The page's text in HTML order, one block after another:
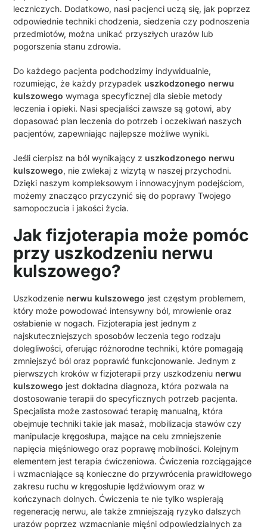
leczniczych. Dodatkowo, nasi pacjenci uczą się, jak poprzez
odpowiednie techniki chodzenia, siedzenia czy podnoszenia
przedmiotów, można unikać przyszłych urazów lub
pogorszenia stanu zdrowia.
Do każdego pacjenta podchodzimy indywidualnie,
rozumiejąc, że każdy przypadek uszkodzonego nerwu
kulszowego wymaga specyficznej dla siebie metody
leczenia i opieki. Nasi specjaliści zawsze są gotowi, aby
dopasować plan leczenia do potrzeb i oczekiwań naszych
pacjentów, zapewniając najlepsze możliwe wyniki.
Jeśli cierpisz na ból wynikający z uszkodzonego nerwu
kulszowego, nie zwlekaj z wizytą w naszej przychodni.
Dzięki naszym kompleksowym i innowacyjnym podejściom,
możemy znacząco przyczynić się do poprawy Twojego
samopoczucia i jakości życia.
Jak fizjoterapia może pomóc
przy uszkodzeniu nerwu
kulszowego?
Uszkodzenie nerwu kulszowego jest częstym problemem,
który może powodować intensywny ból, mrowienie oraz
osłabienie w nogach. Fizjoterapia jest jednym z
najskuteczniejszych sposobów leczenia tego rodzaju
dolegliwości, oferując różnorodne techniki, które pomagają
zmniejszyć ból oraz poprawić funkcjonowanie. Jednym z
pierwszych kroków w fizjoterapii przy uszkodzeniu nerwu
kulszowego jest dokładna diagnoza, która pozwala na
dostosowanie terapii do specyficznych potrzeb pacjenta.
Specjalista może zastosować terapię manualną, która
obejmuje techniki takie jak masaż, mobilizacja stawów czy
manipulacje kręgosłupa, mające na celu zmniejszenie
napięcia mięśniowego oraz poprawę mobilności. Kolejnym
elementem jest terapia ćwiczeniowa. Ćwiczenia rozciągające
i wzmacniające są konieczne do przywrócenia prawidłowego
zakresu ruchu w kręgosłupie lędźwiowym oraz w
kończynach dolnych. Ćwiczenia te nie tylko wspierają
regenerację nerwu, ale także zmniejszają ryzyko dalszych
urazów poprzez wzmacnianie mięśni odpowiedzialnych za